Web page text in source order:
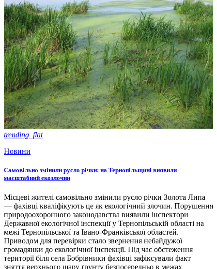
trending_flat
Новини
Самовільно змінили русло річки: на Тернопільщині виявили
масштабний екозлочин
Місцеві жителі самовільно змінили русло річки Золота Липа
— фахівці кваліфікують це як екологічний злочин. Порушення
природоохоронного законодавства виявили інспектори
Державної екологічної інспекції у Тернопільській області на
межі Тернопільської та Івано-Франківської областей.
Приводом для перевірки стало звернення небайдужої
громадянки до екологічної інспекції. Під час обстеження
території біля села Бобрівники фахівці зафіксували факт
зняття верхнього шару ґрунту безпосередньо в межах